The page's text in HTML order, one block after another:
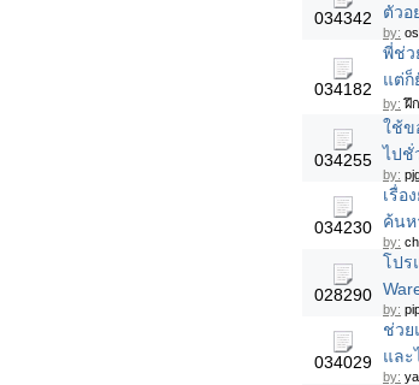
034342
ตัวอ
by:
034182
พี่ช่ว
แต่ก็
by: ฝึ
034255
ใช้ข
ไปชั่
by:
034230
เรื่อ
ค้น
by:
028290
โปร
by:
034029
ช่วย
และ
by: